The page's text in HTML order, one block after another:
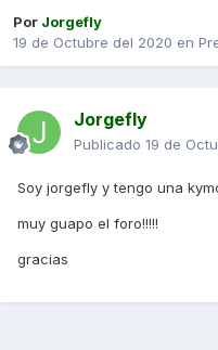
Por Jorgefly
19 de Octubre del 2020 en
Jorgefly
Publicado 19 de
Soy jorgefly y tengo una
muy guapo el foro!!!!!
gracias